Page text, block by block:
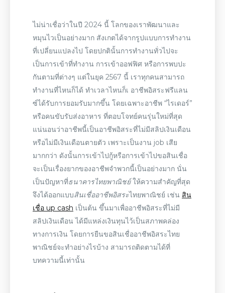
ไม่น่าเชื่อว่าในปี 2024 นี้ โลกของเราพัฒนาและ
หมุนไวเป็นอย่างมาก สังเกตได้จากรูปแบบการทำงาน
ที่เปลี่ยนแปลงไป โดยปกตินั้นการทำงานทั่วไปจะ
เป็นการเข้าที่ทำงาน การเข้าออฟฟิศ หรือการพบปะ
กันตามที่ต่างๆ แต่ในยุค 2567 นี้ เราทุกคนสามารถ
ทำงานที่ไหนก็ได้ ทำเวลาไหนก็เ อาชีพอิสระฟรีแลน
ซ์ได้รับการยอมรับมากขึ้น โดยเฉพาะอาชีพ “ไรเดอร์”
หรือคนขับรับส่งอาหาร ที่ตอบโจทย์คนรุ่นใหม่ที่สุด
แน่นอนว่าอาชีพนี้เป็นอาชีพอิสระที่ไม่มีสลิปเงินเดือน
หรือไม่มีเงินเดือนตายตัว เพราะเป็นงาน job เสีย
มากกว่า ดังนั้นการเข้าไปกู้หรือการเข้าไปขอสินเชื่อ
จะเป็นเรื่องยากของอาชีพจำพวกนี้เป็นอย่างมาก นั่น
เป็นปัญหาที่ธนาคารไทยพาณิชย์ให้ความสำคัญที่สุด
จึงได้ออกแบบสินเชื่ออาชีพอิสระไทยพาณิชย์ เช่น สิน
เชื่อ up cash เป็นต้น ขึ้นมาเพื่ออาชีพอิสระที่ไม่มี
สลิปเงินเดือน ได้มีแหล่งเงินทุนไว้เป็นสภาพคล่อง
ทางการเงิน โดยการยืนขอสินเชื่ออาชีพอิสระไทย
พาณิชย์จะทำอย่างไรบ้าง สามารถติดตามได้ที่
บทความนี้เท่านั้น